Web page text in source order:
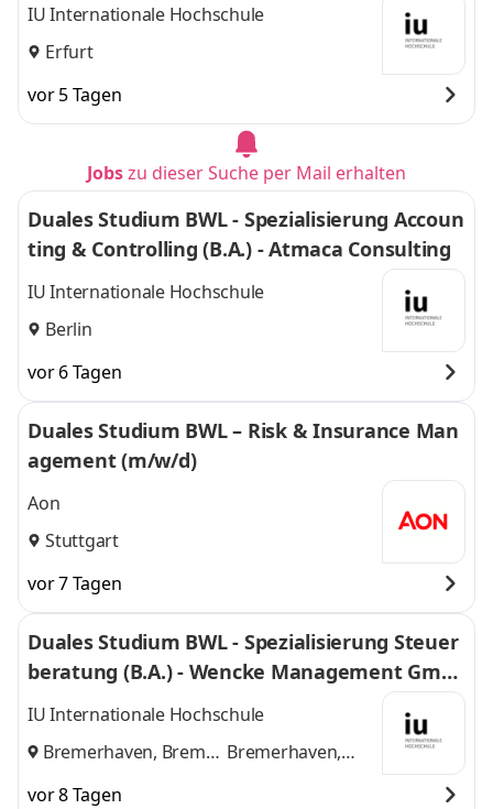
IU Internationale Hochschule
Erfurt
vor 5 Tagen
Jobszu dieser Suche per Mail erhalten
Duales Studium BWL - Spezialisierung Accoun
ting & Controlling (B.A.) - Atmaca Consulting
IU Internationale Hochschule
Berlin
vor 6 Tagen
Duales Studium BWL – Risk & Insurance Man
agement (m/w/d)
Aon
Stuttgart
vor 7 Tagen
Duales Studium BWL - Spezialisierung Steuer
beratung (B.A.) - Wencke Management Gmb
H
IU Internationale Hochschule
Bremerhaven, Bremen Bremerhaven,
vor 8 Tagen